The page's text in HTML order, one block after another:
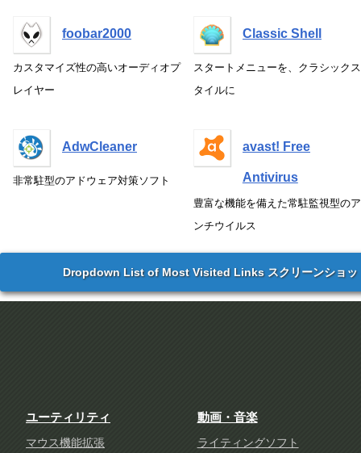
foobar2000
カスタマイズ性の高いオーディオプ
レイヤー
Classic Shell
スタートメニューを、クラシックス
タイルに
AdwCleaner
非常駐型のアドウェア対策ソフト
avast! Free
Antivirus
豊富な機能を備えた常駐監視型のア
ンチウイルス
Dropdown List of Most Visited Links スクリーンショッ
ユーティリティ
マウス機能拡張
動画・音楽
ライティングソフト